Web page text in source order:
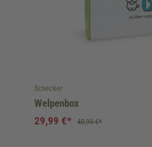
Schecker
Welpenbox
29,99 €* 40,99 €*